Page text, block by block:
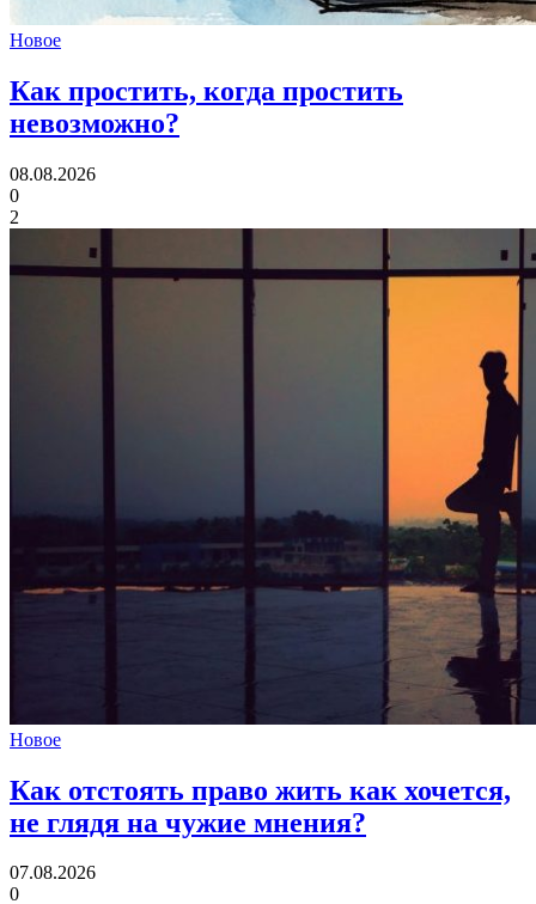
Новое
Как простить, когда простить
невозможно?
08.08.2026
0
2
Новое
Как отстоять право жить как хочется,
не глядя на чужие мнения?
07.08.2026
0